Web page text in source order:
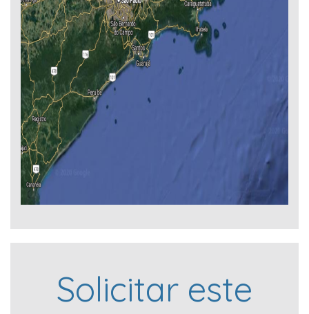
Solicitar este